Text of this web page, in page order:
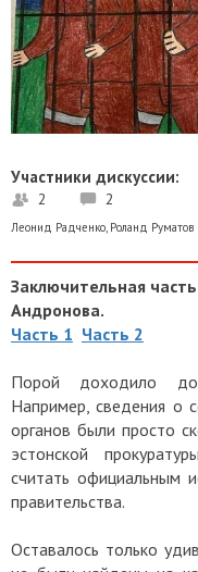
Участники дискуссии:
2 2
Леонид Радченко Роланд Руматов
Заключительная
Андронова.
Часть 1 Часть 2
Порой доходило до
Например, сведения о
органов были просто
эстонской
считать официальным
правительства.
Оставалось только